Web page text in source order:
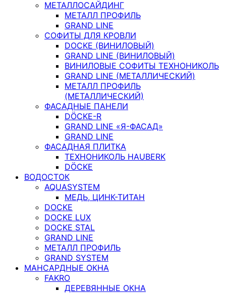
МЕТАЛЛОСАЙДИНГ
МЕТАЛЛ ПРОФИЛЬ
GRAND LINE
СОФИТЫ ДЛЯ КРОВЛИ
DOCKE (ВИНИЛОВЫЙ)
GRAND LINE (ВИНИЛОВЫЙ)
ВИНИЛОВЫЕ СОФИТЫ ТЕХНОНИКОЛЬ
GRAND LINE (МЕТАЛЛИЧЕСКИЙ)
МЕТАЛЛ ПРОФИЛЬ
(МЕТАЛЛИЧЕСКИЙ)
ФАСАДНЫЕ ПАНЕЛИ
DÖCKE-R
GRAND LINE «Я-ФАСАД»
GRAND LINE
ФАСАДНАЯ ПЛИТКА
ТЕХНОНИКОЛЬ HAUBERK
DÖCKE
ВОДОСТОК
AQUASYSTEM
МЕДЬ, ЦИНК-ТИТАН
DOCKE
DOCKE LUX
DOCKE STAL
GRAND LINE
МЕТАЛЛ ПРОФИЛЬ
GRAND SYSTEM
МАНСАРДНЫЕ ОКНА
FAKRO
ДЕРЕВЯННЫЕ ОКНА